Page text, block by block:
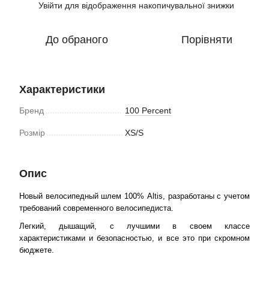
Увійти для відображення накопичувальної знижки
До обраного Порівняти
Характеристики
Бренд 100 Percent
Розмір XS/S
Опис
Новый велосипедный шлем 100% Altis, разработаны с учетом
требований современного велосипедиста.
Легкий, дышащий, с лучшими в своем классе
характеристиками и безопасностью, и все это при скромном
бюджете.